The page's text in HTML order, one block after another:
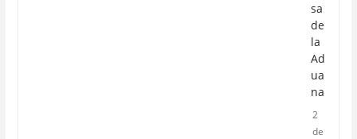
sa
de
la
Ad
ua
na
2
de